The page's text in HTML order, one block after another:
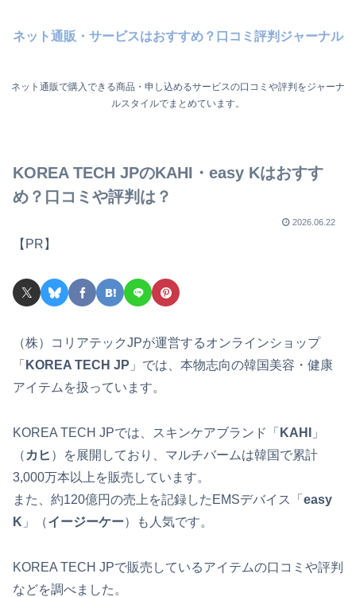
ネット通販・サービスはおすすめ？口コミ評判ジャーナル
ネット通販で購入できる商品・申し込めるサービスの口コミや評判をジャーナ
ルスタイルでまとめています。
KOREA TECH JPのKAHI・easy Kはおすす
め？口コミや評判は？
2026.06.22
【PR】
（株）コリアテックJPが運営するオンラインショップ
「 KOREA TECH JP 」では、本物志向の韓国美容・健康
アイテムを扱っています。
KOREA TECH JPでは、スキンケアブランド「 KAHI
」
（ カヒ ）を展開しており、マルチバームは韓国で累計
3,000万本以上を販売しています。
また、約120億円の売上を記録したEMSデバイス「 easy
K 」（イージーケー）も人気です。
KOREA TECH JPで販売しているアイテムの口コミや評判
などを調べました。